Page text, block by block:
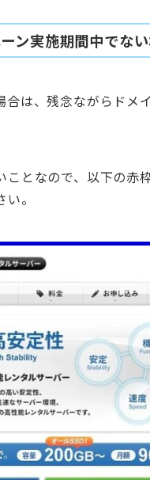
ン実施期間中でな
は、残念ながらドメ
ことなので、以下の赤
。